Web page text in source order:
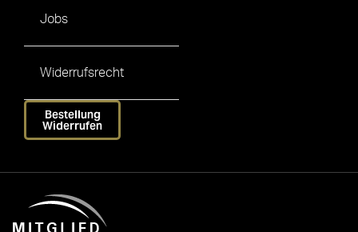
Jobs
Widerrufsrecht
Bestellung
Widerrufen